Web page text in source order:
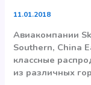
11.01.2018
Авиакомпании
Southern, China
классные
из различных